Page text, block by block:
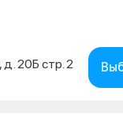
д. 20Б стр. 2